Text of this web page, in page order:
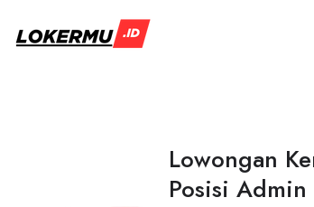
Lowongan
Posisi